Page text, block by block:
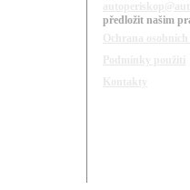
předložit našim